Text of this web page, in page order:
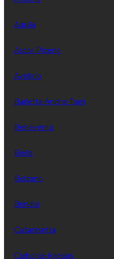
Aquila
Ascoli Piceno
Avellino
Barletta-Andria-Trani
Benevento
Biella
Bolzano
Brindisi
Caltanisetta
Carbonia-Iglesias